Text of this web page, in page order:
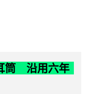
筒 沿用六年